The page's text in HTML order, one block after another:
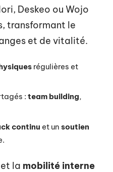
Deskeo ou Wojo
transformant le
et de vitalité.
régulières et
: team building,
continu et un soutien
et la mobilité interne